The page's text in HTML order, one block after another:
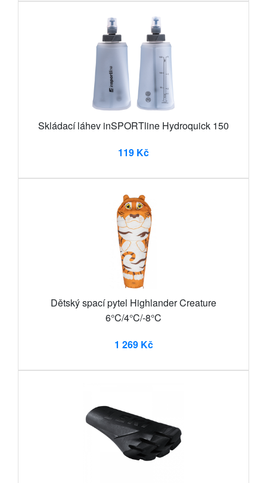
Skládací láhev inSPORTline Hydroquick 150
119 Kč
Dětský spací pytel Highlander Creature
6°C/4°C/-8°C
1 269 Kč